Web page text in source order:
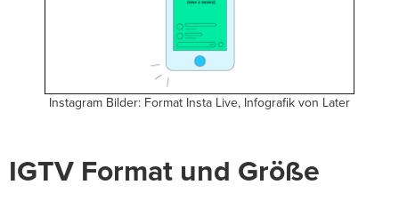
Instagram Bilder: Format Insta Live, Infografik von Later
IGTV Format und Größe